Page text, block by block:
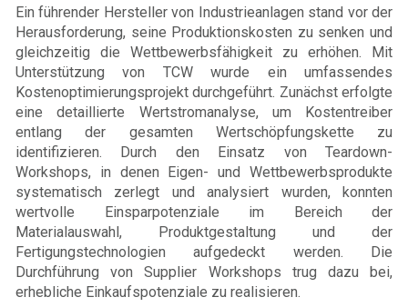
Ein führender Hersteller von Industrieanlagen stand vor der
Herausforderung, seine Produktionskosten zu senken und
gleichzeitig die Wettbewerbsfähigkeit zu erhöhen. Mit
Unterstützung von TCW wurde ein umfassendes
Kostenoptimierungsprojekt durchgeführt. Zunächst erfolgte
eine detaillierte Wertstromanalyse, um Kostentreiber
entlang der gesamten Wertschöpfungskette zu
identifizieren. Durch den Einsatz von Teardown-
Workshops, in denen Eigen- und Wettbewerbsprodukte
systematisch zerlegt und analysiert wurden, konnten
wertvolle Einsparpotenziale im Bereich der
Materialauswahl, Produktgestaltung und der
Fertigungstechnologien aufgedeckt werden. Die
Durchführung von Supplier Workshops trug dazu bei,
erhebliche Einkaufspotenziale zu realisieren.